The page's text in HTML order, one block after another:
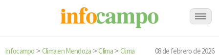
Infocampo > Clima en Mendoza >Clima> Clima 08 de febrero de 2026